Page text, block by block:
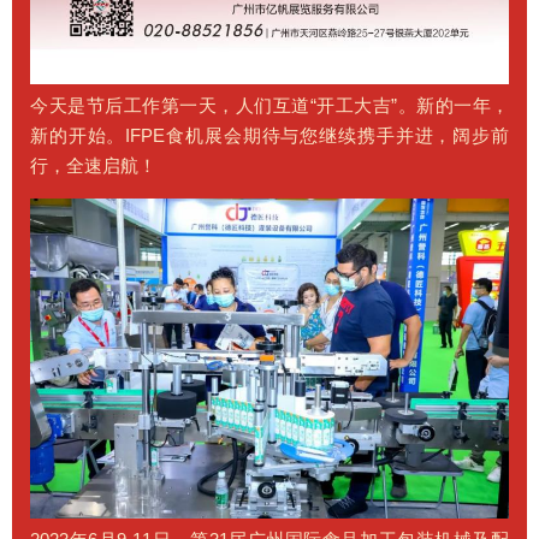
今天是节后工作第一天，人们互道“开工大吉”。新的一年，
新的开始。IFPE食机展会期待与您继续携手并进，阔步前
行，全速启航！